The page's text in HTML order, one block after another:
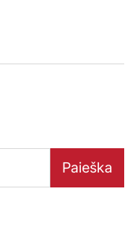
Paieška